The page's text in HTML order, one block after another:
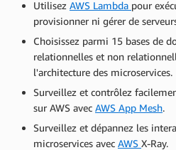
Utilisez AWS Lambda pour
provisionner ni gérer de
Choisissez parmi 15 bases de
relationnelles et non
l'architecture des microservices.
Surveillez et contrôlez
sur AWS avec AWS App Mesh.
Surveillez et dépannez les
microservices avec AWS X-Ray.